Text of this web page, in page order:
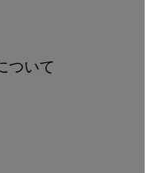
ついて